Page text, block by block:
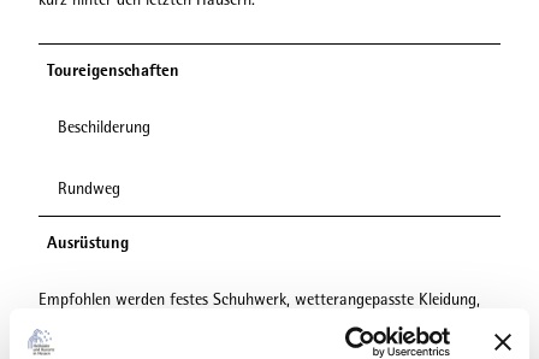
Toureigenschaften
Beschilderung
Rundweg
Ausrüstung
Empfohlen werden festes Schuhwerk, wetterangepasste Kleidung,
Rucksackverpflegung und ausreichend Flüssigkeit (Wasser, Tee).